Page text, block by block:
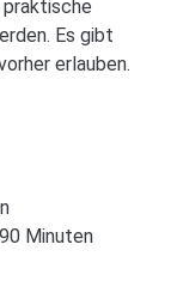
Es gibt
erlauben.
Minuten